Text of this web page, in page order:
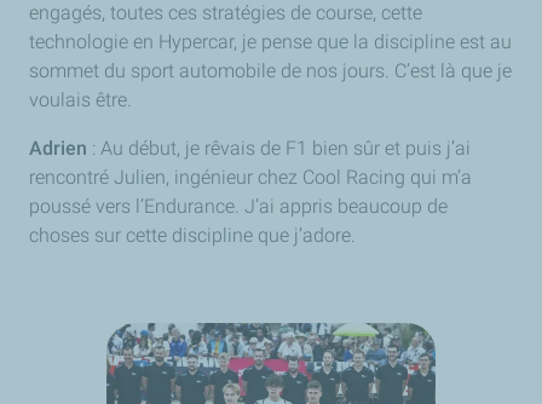
engagés, toutes ces stratégies de course, cette
technologie en Hypercar, je pense que la discipline est au
sommet du sport automobile de nos jours. C’est là que je
voulais être.
Adrien : Au début, je rêvais de F1 bien sûr et puis j’ai
rencontré Julien, ingénieur chez Cool Racing qui m’a
poussé vers l’Endurance. J’ai appris beaucoup de
choses sur cette discipline que j’adore.